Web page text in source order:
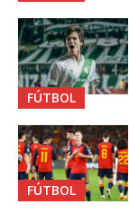
FÚTBOL
FÚTBOL